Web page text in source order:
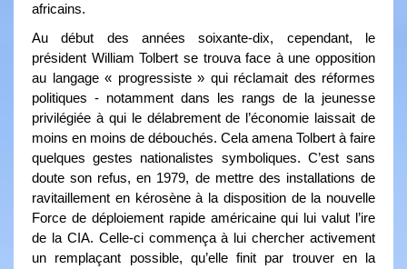
africains.
Au début des années soixante-dix, cependant, le
président William Tolbert se trouva face à une opposition
au langage « progressiste » qui réclamait des réformes
politiques - notamment dans les rangs de la jeunesse
privilégiée à qui le délabrement de l’économie laissait de
moins en moins de débouchés. Cela amena Tolbert à faire
quelques gestes nationalistes symboliques. C’est sans
doute son refus, en 1979, de mettre des installations de
ravitaillement en kérosène à la disposition de la nouvelle
Force de déploiement rapide américaine qui lui valut l’ire
de la CIA. Celle-ci commença à lui chercher activement
un remplaçant possible, qu’elle finit par trouver en la